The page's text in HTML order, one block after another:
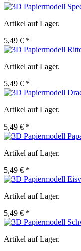
Artikel auf Lager.
5,49 € *
Artikel auf Lager.
5,49 € *
Artikel auf Lager.
5,49 € *
Artikel auf Lager.
5,49 € *
Artikel auf Lager.
5,49 € *
Artikel auf Lager.